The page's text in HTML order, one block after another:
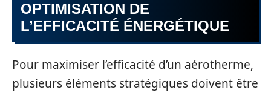
OPTIMISATION DE
L’EFFICACITÉ ÉNERGÉTIQUE
Pour maximiser l’efficacité d’un aérotherme,
plusieurs éléments stratégiques doivent être